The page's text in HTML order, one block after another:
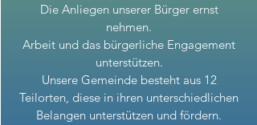
Die Anliegen unserer Bürger ernst
nehmen.
Arbeit und das bürgerliche Engagement
unterstützen.
Unsere Gemeinde besteht aus 12
Teilorten, diese in ihren unterschiedlichen
Belangen unterstützen und fördern.